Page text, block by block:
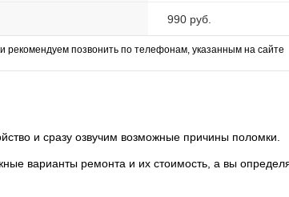
990 руб.
позвонить по телефонам, указанным на сайте
и сразу озвучим возможные причины поломки.
варианты ремонта и их стоимость, а вы